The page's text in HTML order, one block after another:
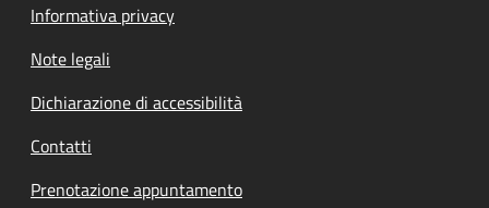
Informativa privacy
Note legali
Dichiarazione di accessibilità
Contatti
Prenotazione appuntamento